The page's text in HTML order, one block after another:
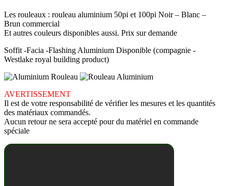
Les rouleaux : rouleau aluminium 50pi et 100pi Noir – Blanc –
Brun commercial
Et autres couleurs disponibles aussi. Prix sur demande
Soffit -Facia -Flashing Aluminium Disponible (compagnie -
Westlake royal building product)
AVERTISSEMENT
Il est de votre responsabilité de vérifier les mesures et les quantités
des matériaux commandés.
Aucun retour ne sera accepté pour du matériel en commande
spéciale